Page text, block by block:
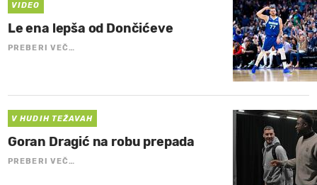
VIDEO
Le ena lepša od Dončićeve
PREBERI VEČ…
V HUDIH TEŽAVAH
Goran Dragić na robu prepada
PREBERI VEČ…